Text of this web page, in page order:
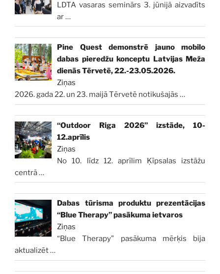
LDTA vasaras seminārs 3. jūnijā aizvadīts
ar…
Pine Quest demonstrē jauno mobilo
dabas pieredžu konceptu Latvijas Meža
dienās Tērvetē, 22.-23.05.2026.
Ziņas
2026. gada 22. un 23. maijā Tērvetē notikušajās …
“Outdoor Riga 2026” izstāde, 10-
12.aprīlis
Ziņas
No 10. līdz 12. aprīlim Ķīpsalas izstāžu
centrā…
Dabas tūrisma produktu prezentācijas
“Blue Therapy” pasākuma ietvaros
Ziņas
“Blue Therapy” pasākuma mērķis bija
aktualizēt…